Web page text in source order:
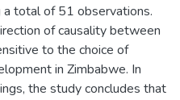
total of 51 observations.
of causality between
to the choice of
in Zimbabwe. In
the study concludes that